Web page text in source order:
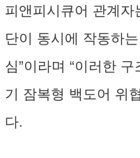
피앤피시큐어 관계자
단이 동시에 작동하
심”이라며 “이러한
기 잠복형 백도어 위
다.